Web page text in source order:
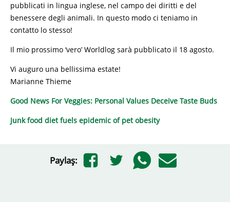
pubblicati in lingua inglese, nel campo dei diritti e del
benessere degli animali. In questo modo ci teniamo in
contatto lo stesso!
Il mio prossimo ‘vero’ Worldlog sarà pubblicato il 18 agosto.
Vi auguro una bellissima estate!
Marianne Thieme
Good News For Veggies: Personal Values Deceive Taste Buds
Junk food diet fuels epidemic of pet obesity
Paylaş: